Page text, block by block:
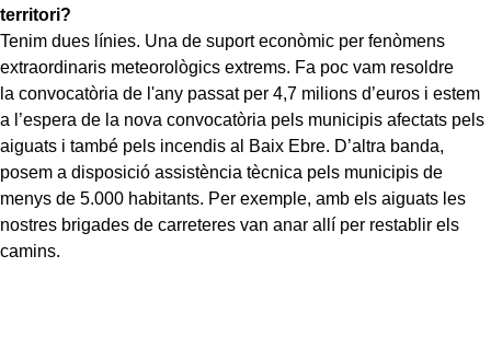
territori?
Tenim dues línies. Una de suport econòmic per fenòmens
extraordinaris meteorològics extrems. Fa poc vam resoldre
la convocatòria de l'any passat per 4,7 milions d’euros i estem
a l’espera de la nova convocatòria pels municipis afectats pels
aiguats i també pels incendis al Baix Ebre. D’altra banda,
posem a disposició assistència tècnica pels municipis de
menys de 5.000 habitants. Per exemple, amb els aiguats les
nostres brigades de carreteres van anar allí per restablir els
camins.